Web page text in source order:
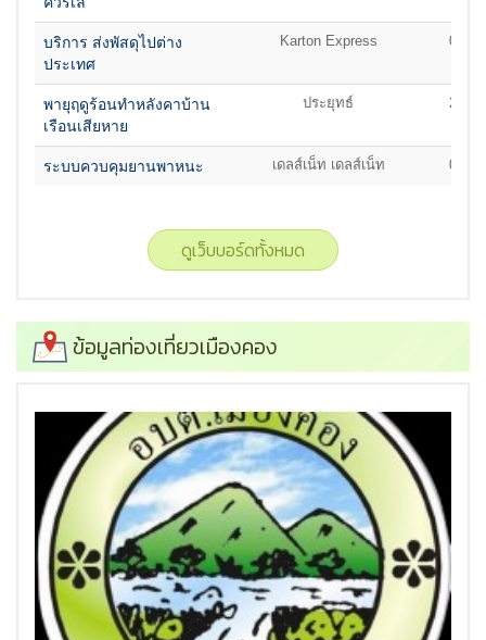
บริการ ส่งพัสดุไปต่าง
ประเทศ
Karton Express 06/
พายุฤดูร้อนทำหลังคาบ้าน
เรือนเสียหาย
ประยุทธ์ 28/
ระบบควบคุมยานพาหนะ เดลส์เน็ท เดลส์เน็ท 06/
ดูเว็บบอร์ดทั้งหมด
ข้อมูลท่องเที่ยวเมืองคอง